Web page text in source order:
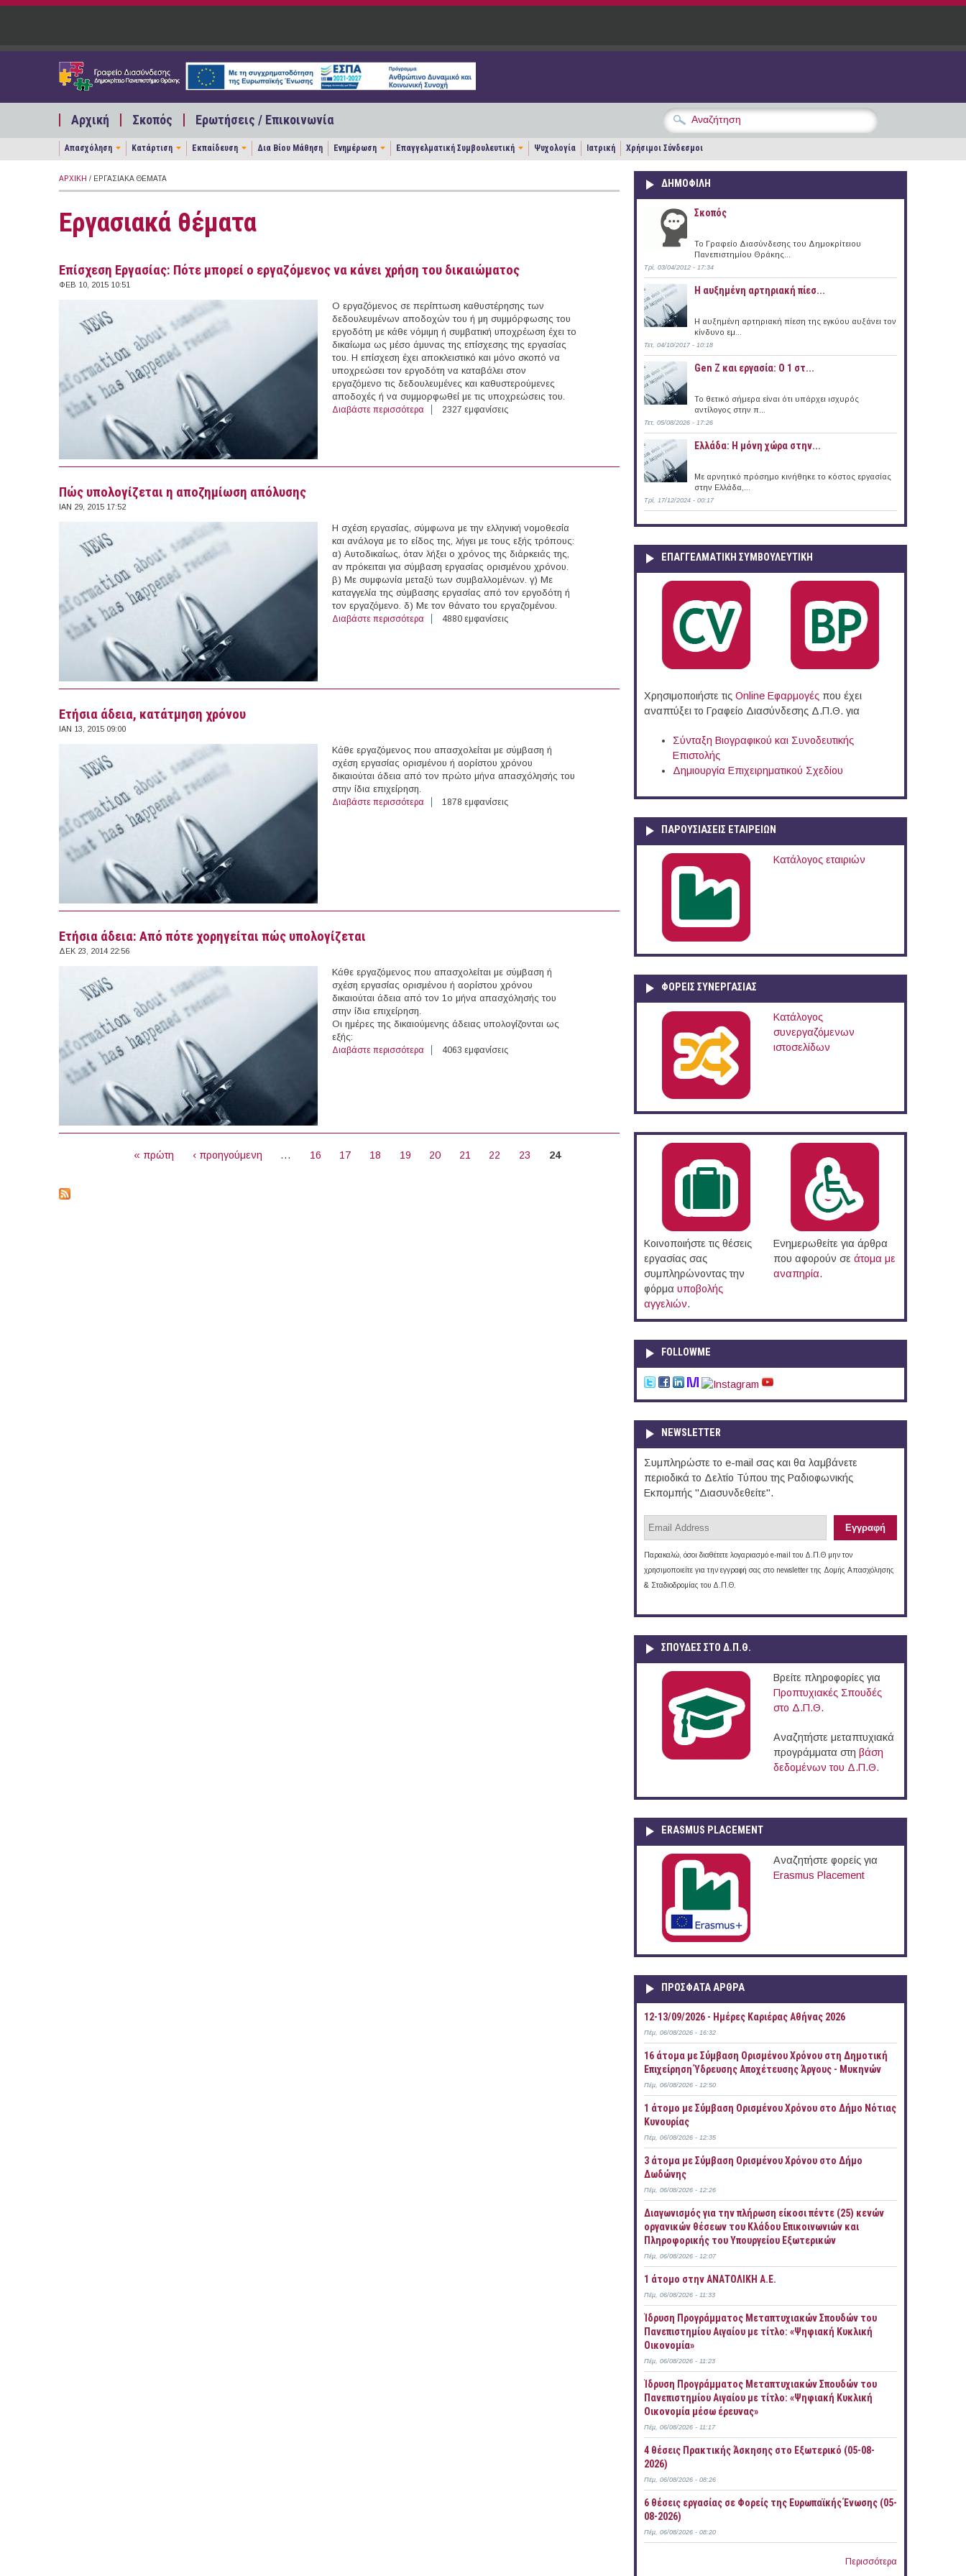
Παράκαμψη προς το κυρίως περιεχόμενο
Αρχική Σκοπός Ερωτήσεις / Επικοινωνία
Απασχόληση Κατάρτιση Εκπαίδευση Δια Βίου Μάθηση Ενημέρωση Επαγγελματική Συμβουλευτική Ψυχολογία Ιατρική Χρήσιμοι Σύνδεσμοι
ΑΡΧΙΚΉ / ΕΡΓΑΣΙΑΚΆ ΘΈΜΑΤΑ
Εργασιακά θέματα
Eπίσχεση Εργασίας: Πότε μπορεί ο εργαζόμενος να κάνει χρήση του δικαιώματος
ΦΕΒ 10, 2015 10:51
Ο εργαζόμενος σε περίπτωση καθυστέρησης των
δεδουλευμένων αποδοχών του ή μη συμμόρφωσης του
εργοδότη με κάθε νόμιμη ή συμβατική υποχρέωση έχει το
δικαίωμα ως μέσο άμυνας της επίσχεσης της εργασίας
του. Η επίσχεση έχει αποκλειστικό και μόνο σκοπό να
υποχρεώσει τον εργοδότη να καταβάλει στον
εργαζόμενο τις δεδουλευμένες και καθυστερούμενες
αποδοχές ή να συμμορφωθεί με τις υποχρεώσεις του.
Διαβάστε περισσότερα για Eπίσχεση Εργασίας: Πότε μπορεί ο εργαζόμενος να κάνει χρήση του δικαιώματος
2327 εμφανίσεις
Πώς υπολογίζεται η αποζημίωση απόλυσης
ΙΑΝ 29, 2015 17:52
Η σχέση εργασίας, σύμφωνα με την ελληνική νομοθεσία
και ανάλογα με το είδος της, λήγει με τους εξής τρόπους:
α) Αυτοδικαίως, όταν λήξει ο χρόνος της διάρκειάς της,
αν πρόκειται για σύμβαση εργασίας ορισμένου χρόνου.
β) Με συμφωνία μεταξύ των συμβαλλομένων. γ) Με
καταγγελία της σύμβασης εργασίας από τον εργοδότη ή
τον εργαζόμενο. δ) Με τον θάνατο του εργαζομένου.
Διαβάστε περισσότερα για Πώς υπολογίζεται η αποζημίωση απόλυσης
4880 εμφανίσεις
Ετήσια άδεια, κατάτμηση χρόνου
ΙΑΝ 13, 2015 09:00
Κάθε εργαζόμενος που απασχολείται με σύμβαση ή
σχέση εργασίας ορισμένου ή αορίστου χρόνου
δικαιούται άδεια από τον πρώτο μήνα απασχόλησής του
στην ίδια επιχείρηση.
Διαβάστε περισσότερα για Ετήσια άδεια, κατάτμηση χρόνου
1878 εμφανίσεις
Ετήσια άδεια: Από πότε χορηγείται πώς υπολογίζεται
ΔΕΚ 23, 2014 22:56
Κάθε εργαζόμενος που απασχολείται με σύμβαση ή
σχέση εργασίας ορισμένου ή αορίστου χρόνου
δικαιούται άδεια από τον 1ο μήνα απασχόλησής του
στην ίδια επιχείρηση.
Οι ημέρες της δικαιούμενης άδειας υπολογίζονται ως
εξής:
Διαβάστε περισσότερα για Ετήσια άδεια: Από πότε χορηγείται πώς υπολογίζεται
4063 εμφανίσεις
« πρώτη ‹ προηγούμενη … 16 17 18 19 20 21 22 23 24
ΔΗΜΟΦΙΛΗ
Σκοπός
Το Γραφείο Διασύνδεσης του Δημοκρίτειου
Πανεπιστημίου Θράκης...
Τρί, 03/04/2012 - 17:34
Η αυξημένη αρτηριακή πίεσ...
Η αυξημένη αρτηριακή πίεση της εγκύου αυξάνει τον
κίνδυνο εμ...
Τετ, 04/10/2017 - 10:18
Gen Z και εργασία: Ο 1 στ...
Το θετικό σήμερα είναι ότι υπάρχει ισχυρός
αντίλογος στην π...
Τετ, 05/08/2026 - 17:26
Ελλάδα: Η μόνη χώρα στην...
Με αρνητικό πρόσημο κινήθηκε το κόστος εργασίας
στην Ελλάδα,...
Τρί, 17/12/2024 - 00:17
ΕΠΑΓΓΕΛΜΑΤΙΚΉ ΣΥΜΒΟΥΛΕΥΤΙΚΉ
Χρησιμοποιήστε τις Online Eφαρμογές που έχει
αναπτύξει το Γραφείο Διασύνδεσης Δ.Π.Θ. για
Σύνταξη Βιογραφικού και Συνοδευτικής
Επιστολής
Δημιουργία Επιχειρηματικού Σχεδίου
ΠΑΡΟΥΣΙΆΣΕΙΣ ΕΤΑΙΡΕΙΏΝ
Κατάλογος εταιριών
ΦΟΡΕΙΣ ΣΥΝΕΡΓΑΣΙΑΣ
Κατάλογος
συνεργαζόμενων
ιστοσελίδων
Κοινοποιήστε τις θέσεις
εργασίας σας
συμπληρώνοντας την
φόρμα υποβολής
αγγελιών.
Ενημερωθείτε για άρθρα
που αφορούν σε άτομα με
αναπηρία.
FOLLOWME
NEWSLETTER
Συμπληρώστε το e-mail σας και θα λαμβάνετε
περιοδικά το Δελτίο Τύπου της Ραδιοφωνικής
Εκπομπής "Διασυνδεθείτε".
Παρακαλώ, όσοι διαθέτετε λογαριασμό e-mail του Δ.Π.Θ μην τον
χρησιμοποιείτε για την εγγραφή σας στο newsletter της Δομής Απασχόλησης
& Σταδιοδρομίας του Δ.Π.Θ.
ΣΠΟΥΔΈΣ ΣΤΟ Δ.Π.Θ.
Βρείτε πληροφορίες για
Προπτυχιακές Σπουδές
στο Δ.Π.Θ.
Αναζητήστε μεταπτυχιακά
προγράμματα στη βάση
δεδομένων του Δ.Π.Θ.
ERASMUS PLACEMENT
Αναζητήστε φορείς για
Erasmus Placement
ΠΡOΣΦΑΤΑ AΡΘΡΑ
12-13/09/2026 - Ημέρες Καριέρας Αθήνας 2026
Πέμ, 06/08/2026 - 16:32
16 άτομα με Σύμβαση Ορισμένου Χρόνου στη Δημοτική
Επιχείρηση Ύδρευσης Αποχέτευσης Άργους - Μυκηνών
Πέμ, 06/08/2026 - 12:50
1 άτομο με Σύμβαση Ορισμένου Χρόνου στο Δήμο Νότιας
Κυνουρίας
Πέμ, 06/08/2026 - 12:35
3 άτομα με Σύμβαση Ορισμένου Χρόνου στο Δήμο
Δωδώνης
Πέμ, 06/08/2026 - 12:26
Διαγωνισμός για την πλήρωση είκοσι πέντε (25) κενών
οργανικών θέσεων του Κλάδου Επικοινωνιών και
Πληροφορικής του Υπουργείου Εξωτερικών
Πέμ, 06/08/2026 - 12:07
1 άτομο στην ΑΝΑΤΟΛΙΚΗ Α.Ε.
Πέμ, 06/08/2026 - 11:33
Ίδρυση Προγράμματος Μεταπτυχιακών Σπουδών του
Πανεπιστημίου Αιγαίου με τίτλο: «Ψηφιακή Κυκλική
Οικονομία»
Πέμ, 06/08/2026 - 11:23
Ίδρυση Προγράμματος Μεταπτυχιακών Σπουδών του
Πανεπιστημίου Αιγαίου με τίτλο: «Ψηφιακή Κυκλική
Οικονομία μέσω έρευνας»
Πέμ, 06/08/2026 - 11:17
4 θέσεις Πρακτικής Άσκησης στο Εξωτερικό (05-08-
2026)
Πέμ, 06/08/2026 - 08:26
6 θέσεις εργασίας σε Φορείς της Ευρωπαϊκής Ένωσης (05-
08-2026)
Πέμ, 06/08/2026 - 08:20
Περισσότερα